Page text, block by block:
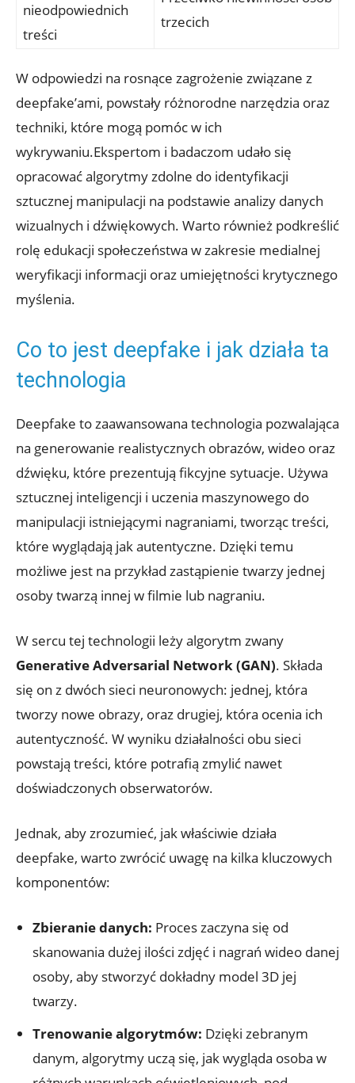
nieodpowiednich
treści
trzecich
W odpowiedzi na rosnące zagrożenie związane z⁤
deepfake’ami, powstały różnorodne⁣ narzędzia oraz
techniki, ⁤które mogą pomóc w ich
wykrywaniu.Ekspertom i badaczom udało się⁤
opracować algorytmy ​zdolne do identyfikacji‌
sztucznej⁤ manipulacji na‍ podstawie analizy danych
wizualnych i dźwiękowych. Warto również podkreślić
rolę edukacji społeczeństwa w zakresie medialnej
weryfikacji⁢ informacji oraz ⁣umiejętności⁣ krytycznego
myślenia.
Co to jest deepfake i⁤ jak ‌działa⁣ ta
technologia
Deepfake to zaawansowana technologia pozwalająca
na generowanie⁢ realistycznych obrazów, wideo oraz
dźwięku, które prezentują fikcyjne sytuacje. Używa
sztucznej inteligencji ​i uczenia maszynowego do
manipulacji istniejącymi ⁣nagraniami, ⁢tworząc treści,
które wyglądają jak autentyczne. Dzięki temu
możliwe ‍jest na przykład ⁣zastąpienie twarzy jednej
osoby twarzą innej w ​filmie lub nagraniu.
W sercu tej technologii leży algorytm zwany
Generative Adversarial Network (GAN). Składa
się on z dwóch sieci neuronowych: ​jednej, która
‌tworzy nowe obrazy, oraz drugiej, która ocenia ich
autentyczność. W wyniku działalności obu sieci
powstają ⁤treści, które potrafią zmylić nawet
doświadczonych ⁣obserwatorów.
Jednak, aby zrozumieć, jak właściwie działa‍
deepfake,⁣ warto zwrócić uwagę ‍na kilka kluczowych
komponentów:
Zbieranie danych: Proces zaczyna się ⁢od
skanowania⁣ dużej​ ilości zdjęć‍ i‌ nagrań wideo danej
​osoby, aby stworzyć dokładny model 3D jej
twarzy.
Trenowanie algorytmów: Dzięki zebranym‌
danym, algorytmy uczą się, jak wygląda osoba ​w